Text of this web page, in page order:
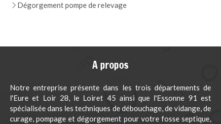
Dégorgement pompe de relevage
A propos
Notre entreprise présente dans les trois départements de
l'Eure et Loir 28, le Loiret 45 ainsi que l'Essonne 91 est
spécialisée dans les techniques de débouchage, de vidange, de
curage, pompage et dégorgement pour votre fosse septique,